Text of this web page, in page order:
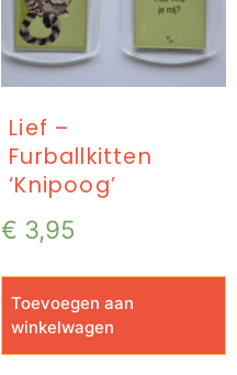
Lief –
Furballkitten
‘Knipoog’
€ 3,95
Toevoegen aan
winkelwagen